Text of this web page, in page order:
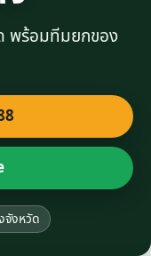
พร้อมทีมยกของ
จังหวัด